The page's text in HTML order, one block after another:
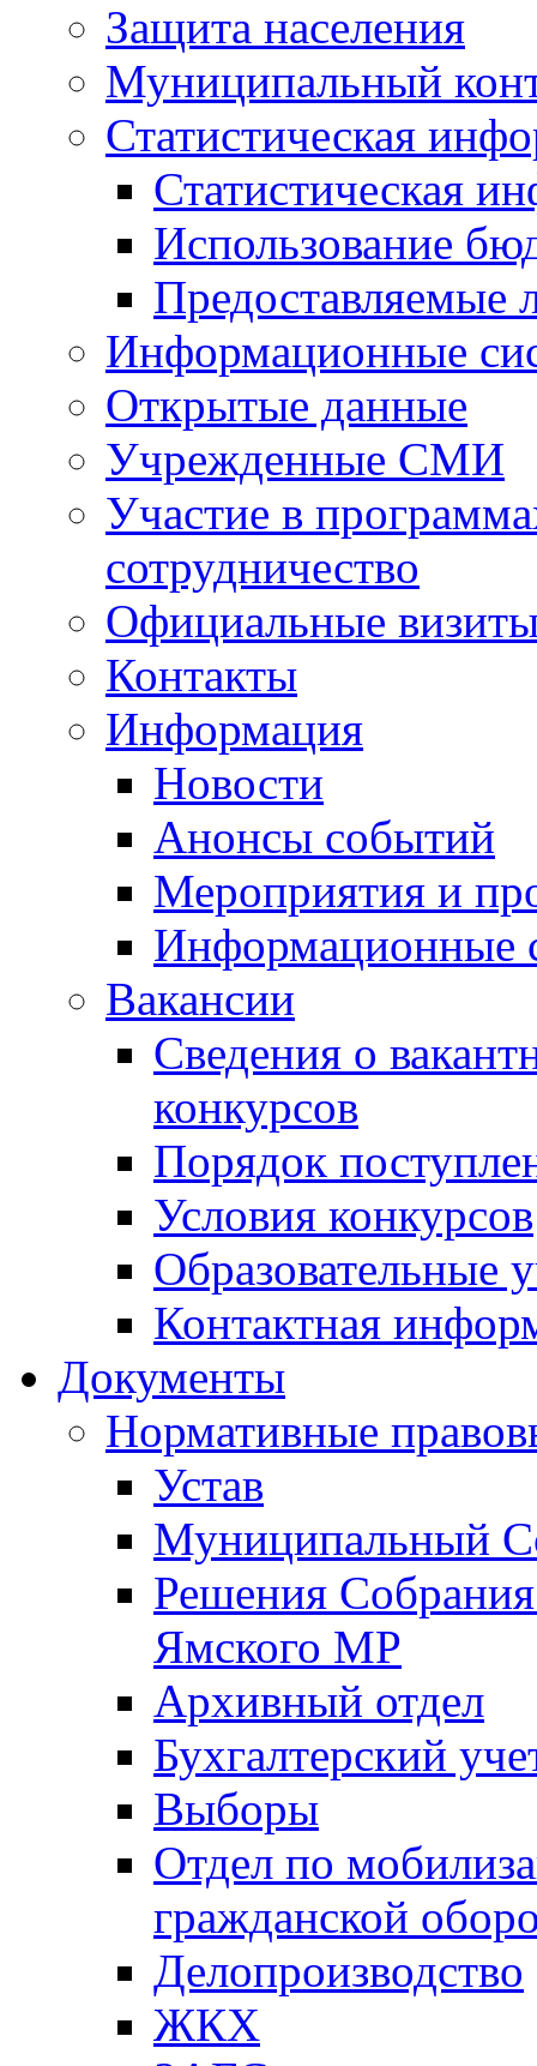
Защита населения
Муниципальный
Статистическая
Статистическая
Использование
Предоставляемые
Информационные
Открытые данные
Учрежденные СМИ
Участие в
сотрудничество
Официальные
Контакты
Информация
Новости
Анонсы событий
Мероприятия и
Информационные
Вакансии
Сведения о
конкурсов
Порядок
Условия конкурсов
Образовательные
Контактная
Документы
Нормативные
Устав
Муниципальный
Решения
Ямского МР
Архивный отдел
Бухгалтерский
Выборы
Отдел по
гражданской
Делопроизводство
ЖКХ